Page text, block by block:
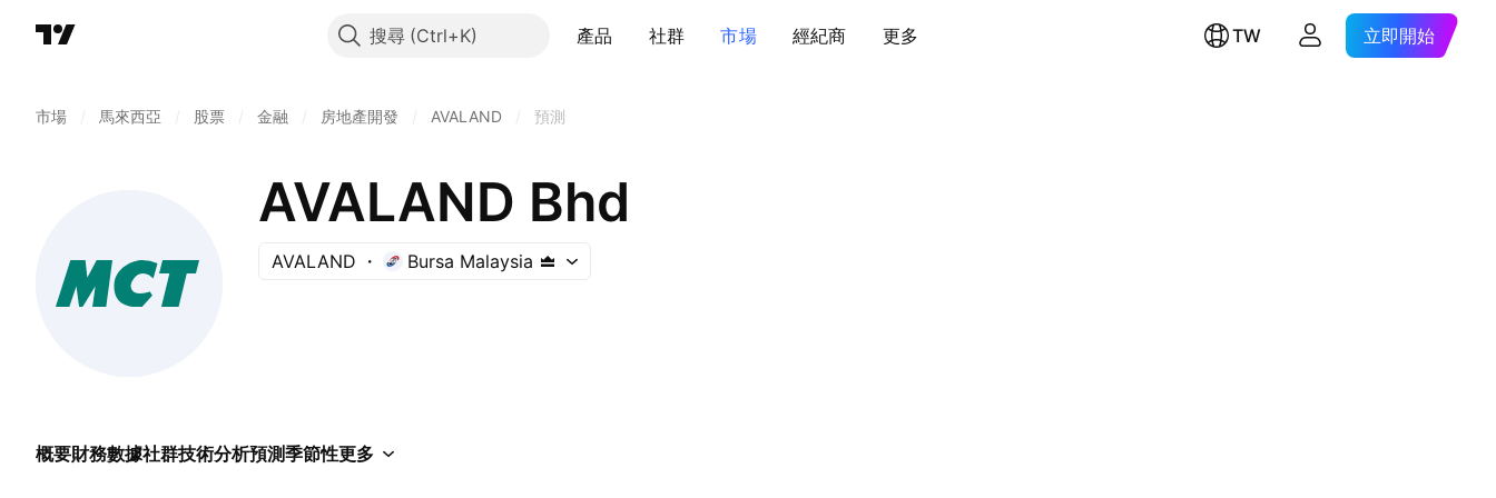
搜尋 產品 社群 市場 經紀商 更多 TW 立即開始
市場 馬來西亞 股票 金融 房地產開發 AVALAND 預測
AVALAND Bhd
AVALAND Bursa Malaysia
概要財務數據社群技術分析預測季節性更多